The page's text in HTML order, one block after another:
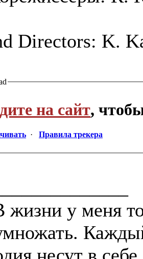
Directors: K.
на сайт,
· Правила трекера
у меня